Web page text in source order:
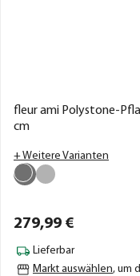
fleur ami Polystone-
cm
+ Weitere Varianten
279,99 €
Lieferbar
Markt auswählen, um